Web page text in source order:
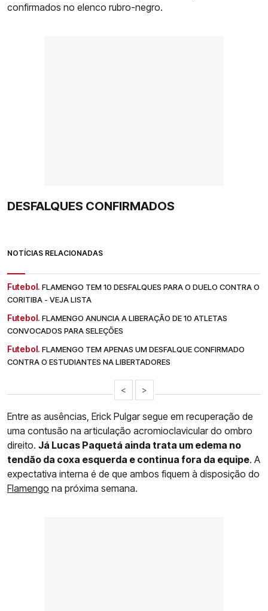
confirmados no elenco rubro-negro.
DESFALQUES CONFIRMADOS
NOTÍCIAS RELACIONADAS
Futebol. FLAMENGO TEM 10 DESFALQUES PARA O DUELO CONTRA O
CORITIBA - VEJA LISTA
Futebol. FLAMENGO ANUNCIA A LIBERAÇÃO DE 10 ATLETAS
CONVOCADOS PARA SELEÇÕES
Futebol. FLAMENGO TEM APENAS UM DESFALQUE CONFIRMADO
CONTRA O ESTUDIANTES NA LIBERTADORES
< >
Entre as ausências, Erick Pulgar segue em recuperação de
uma contusão na articulação acromioclavicular do ombro
direito. Já Lucas Paquetá ainda trata um edema no
tendão da coxa esquerda e continua fora da equipe. A
expectativa interna é de que ambos fiquem à disposição do
Flamengo na próxima semana.